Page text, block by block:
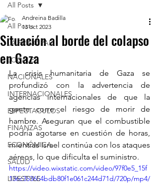
All Posts
LA PRINCIPAL
LOCALES
NACIONALES
INTERNACIONALES
ESPECTACULOS
FINANZAS
ECONÓMICA
SALUD
LIFESTYLE
All Posts
Situación al borde del colapso
en Gaza
Andreina Badilla
13 oct 2023
La crisis humanitaria de Gaza se
profundizó con la advertencia de
agencias internacionales de que la
gente corre el riesgo de morir de
hambre. Aseguran que el combustible
podría agotarse en cuestión de horas,
mientras Israel continúa con los ataques
aéreos, lo que dificulta el suministro.
https://video.wixstatic.com/video/97f0e5_15f
136c353654bdb80f1e061c244d71d/720p/mp4/